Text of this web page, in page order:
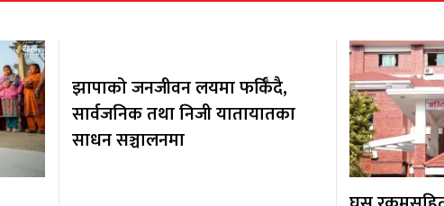
झापाको जनजीवन लयमा फर्किँदै,
सार्वजनिक तथा निजी यातायातका
साधन सञ्चालनमा